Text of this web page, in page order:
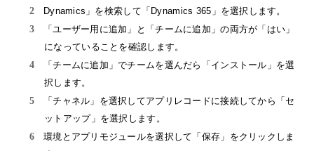
Dynamics」を検索して「Dynamics 365」を選択します。
「ユーザー用に追加」と「チームに追加」の両方が「はい」
になっていることを確認します。
「チームに追加」でチームを選んだら「インストール」を選
択します。
「チャネル」を選択してアプリレコードに接続してから「セ
ットアップ」を選択します。
環境とアプリモジュールを選択して「保存」をクリックしま